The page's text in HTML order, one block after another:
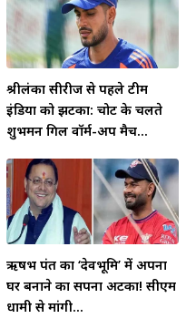
श्रीलंका सीरीज से पहले टीम
इंडिया को झटका: चोट के चलते
शुभमन गिल वॉर्म-अप मैच...
ऋषभ पंत का ‘देवभूमि’ में अपना
घर बनाने का सपना अटका! सीएम
धामी से मांगी...